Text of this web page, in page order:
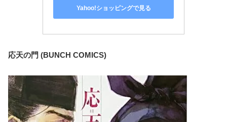
Yahoo!ショッピングで見る
応天の門 (BUNCH COMICS)